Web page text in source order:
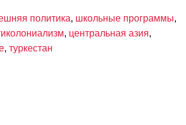
политика, школьные программы,
, центральная азия,
, туркестан